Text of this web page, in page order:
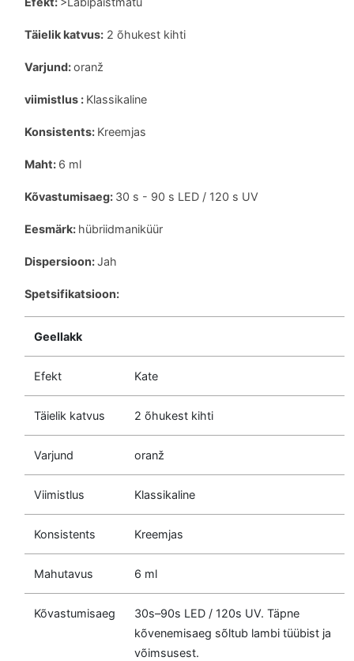
Täielik katvus: 2 õhukest kihti
Varjund:oranž
viimistlus : Klassikaline
Konsistents: Kreemjas
Maht: 6 ml
Kõvastumisaeg: 30 s - 90 s LED / 120 s UV
Eesmärk: hübriidmaniküür
Dispersioon:Jah
Spetsifikatsioon:
Geellakk
Efekt Kate
Täielik katvus 2 õhukest kihti
Varjund oranž
Viimistlus Klassikaline
Konsistents Kreemjas
Mahutavus 6 ml
Kõvastumisaeg
30s–90s LED / 120s UV. Täpne
kõvenemisaeg sõltub lambi tüübist ja
võimsusest.